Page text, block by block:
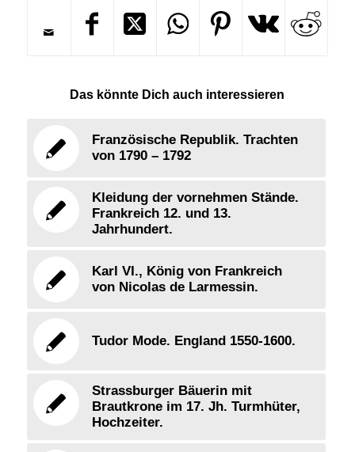
Das könnte Dich auch interessieren
Französische Republik. Trachten
von 1790 – 1792
Kleidung der vornehmen Stände.
Frankreich 12. und 13.
Jahrhundert.
Karl VI., König von Frankreich
von Nicolas de Larmessin.
Tudor Mode. England 1550-1600.
Strassburger Bäuerin mit
Brautkrone im 17. Jh. Turmhüter,
Hochzeiter.